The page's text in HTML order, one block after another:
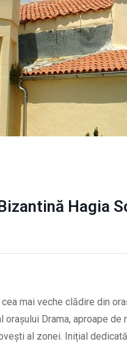
Hagia
mai veche clădire din
orașului Drama, aproape
al zonei. Inițial